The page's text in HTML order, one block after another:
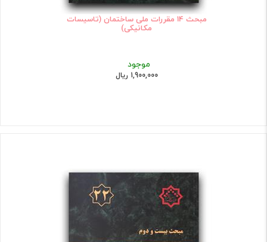
مبحث 14 مقررات ملی ساختمان (تاسیسات
مکانیکی)
موجود
1,900,000 ریال